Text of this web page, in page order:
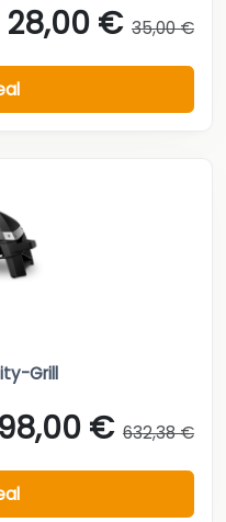
28,00 € 35,00 €
Grill
€ 632,38 €